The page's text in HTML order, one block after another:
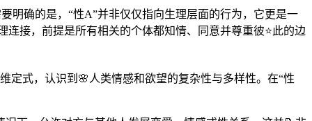
确的是，“性A”并非仅仅指向生理层面的行为，它更是一
接，前提是所有相关的个体都知情、同意并尊重彼⭐此的边
定式，认识到🌸人类情感和欲望的复杂性与多样性。在“性